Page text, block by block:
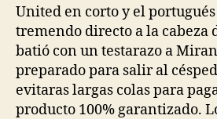
United en corto y el
tremendo directo a la cabeza
batió con un testarazo a
preparado para salir al
evitaras largas colas para
producto 100% garantizado.